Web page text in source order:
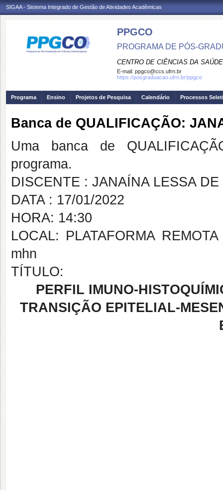
SIGAA - Sistema Integrado de Gestão de Atividades Acadêmicas
PPGCO
PROGRAMA DE PÓS-
CENTRO DE CIÊNCIAS DA SAÚDE
E-mail: ppgco@ccs.ufrn.br
https://posgraduacao.ufrn.br/ppgco
Programa Ensino Projetos de Pesquisa Calendário Processos
Banca de QUALIFICAÇÃO:
Uma banca de
programa.
DISCENTE : JANAÍNA LESSA
DATA : 17/01/2022
HORA: 14:30
LOCAL: PLATAFORMA
mhn
TÍTULO:
PERFIL IMUNO-
TRANSIÇÃO EPITELIAL-